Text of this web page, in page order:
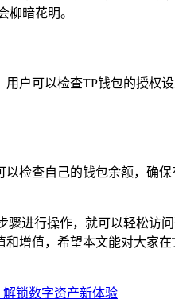
柳暗花明。
户可以检查TP钱包的授
检查自己的钱包余额，确
进行操作，就可以轻松
增值，希望本文能对大家
锁数字资产新体验